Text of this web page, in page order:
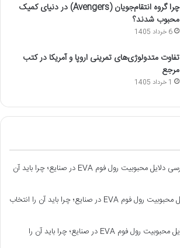
چرا گروه انتقام‌جویان (Avengers) در دنیای کمیک
محبوب شدند؟
6 خرداد 1405
تفاوت متدولوژی‌های تمرینی اروپا و آمریکا در کتب
مرجع
1 خرداد 1405
بررسی دلایل محبوبیت رول فوم EVA در صنایع؛ چرا باید آن
بررسی دلایل محبوبیت رول فوم EVA در صنایع؛ چرا باید آن را انتخاب
بررسی دلایل محبوبیت رول فوم EVA در صنایع؛ چرا باید آن را